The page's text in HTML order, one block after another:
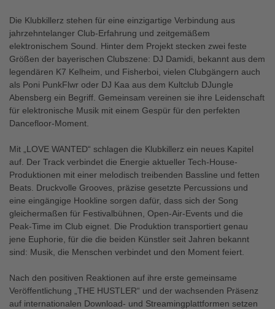
Die Klubkillerz stehen für eine einzigartige Verbindung aus
jahrzehntelanger Club-Erfahrung und zeitgemäßem
elektronischem Sound. Hinter dem Projekt stecken zwei feste
Größen der bayerischen Clubszene: DJ Damidi, bekannt aus dem
legendären K7 Kelheim, und Fisherboi, vielen Clubgängern auch
als Poni PunkFlwr oder DJ Kaa aus dem Kultclub DJungle
Abensberg ein Begriff. Gemeinsam vereinen sie ihre Leidenschaft
für elektronische Musik mit einem Gespür für den perfekten
Dancefloor-Moment.
Mit „LOVE WANTED“ schlagen die Klubkillerz ein neues Kapitel
auf. Der Track verbindet die Energie aktueller Tech-House-
Produktionen mit einer melodisch treibenden Bassline und fetten
Beats. Druckvolle Grooves, präzise gesetzte Percussions und
eine eingängige Hookline sorgen dafür, dass sich der Song
gleichermaßen für Festivalbühnen, Open-Air-Events und die
Peak-Time im Club eignet. Die Produktion transportiert genau
jene Euphorie, für die die beiden Künstler seit Jahren bekannt
sind: Musik, die Menschen verbindet und den Moment feiert.
Nach den positiven Reaktionen auf ihre erste gemeinsame
Veröffentlichung „THE HUSTLER“ und der wachsenden Präsenz
auf internationalen Download- und Streamingplattformen setzen